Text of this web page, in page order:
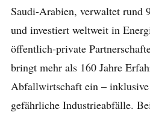
Saudi-Arabien, verwaltet
und investiert weltweit in
öffentlich-private
bringt mehr als 160 Jahre
Abfallwirtschaft ein –
gefährliche Industrieabfälle.